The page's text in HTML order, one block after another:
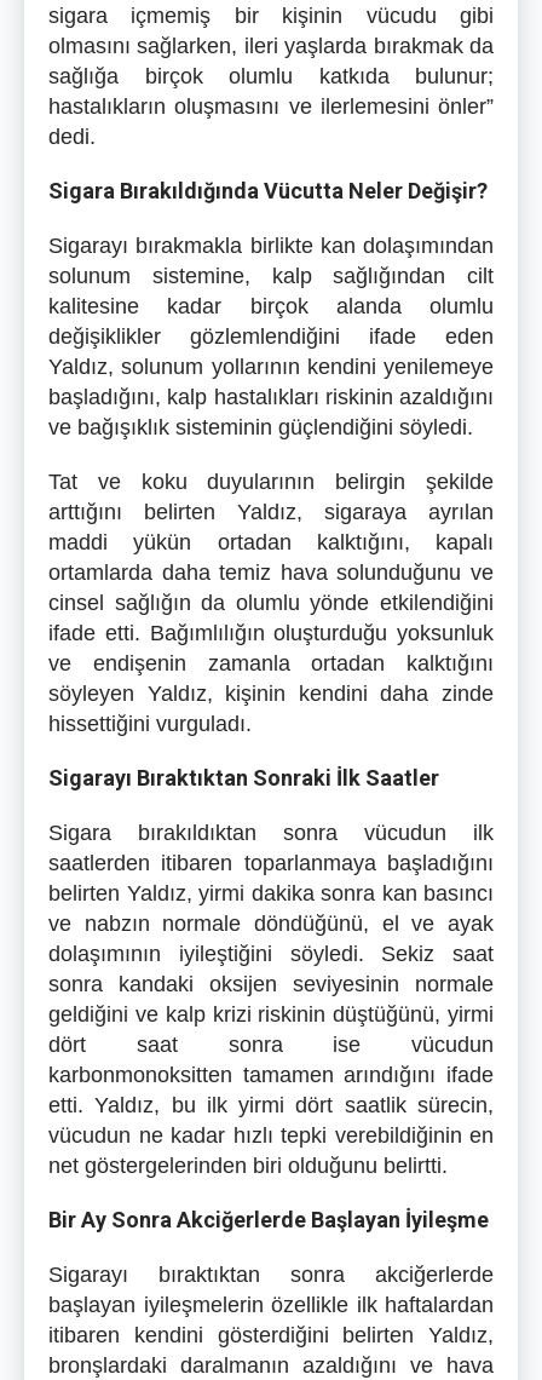
sigara içmemiş bir kişinin vücudu gibi
olmasını sağlarken, ileri yaşlarda bırakmak da
sağlığa birçok olumlu katkıda bulunur;
hastalıkların oluşmasını ve ilerlemesini önler”
dedi.
Sigara Bırakıldığında Vücutta Neler Değişir?
Sigarayı bırakmakla birlikte kan dolaşımından
solunum sistemine, kalp sağlığından cilt
kalitesine kadar birçok alanda olumlu
değişiklikler gözlemlendiğini ifade eden
Yaldız, solunum yollarının kendini yenilemeye
başladığını, kalp hastalıkları riskinin azaldığını
ve bağışıklık sisteminin güçlendiğini söyledi.
Tat ve koku duyularının belirgin şekilde
arttığını belirten Yaldız, sigaraya ayrılan
maddi yükün ortadan kalktığını, kapalı
ortamlarda daha temiz hava solunduğunu ve
cinsel sağlığın da olumlu yönde etkilendiğini
ifade etti. Bağımlılığın oluşturduğu yoksunluk
ve endişenin zamanla ortadan kalktığını
söyleyen Yaldız, kişinin kendini daha zinde
hissettiğini vurguladı.
Sigarayı Bıraktıktan Sonraki İlk Saatler
Sigara bırakıldıktan sonra vücudun ilk
saatlerden itibaren toparlanmaya başladığını
belirten Yaldız, yirmi dakika sonra kan basıncı
ve nabzın normale döndüğünü, el ve ayak
dolaşımının iyileştiğini söyledi. Sekiz saat
sonra kandaki oksijen seviyesinin normale
geldiğini ve kalp krizi riskinin düştüğünü, yirmi
dört saat sonra ise vücudun
karbonmonoksitten tamamen arındığını ifade
etti. Yaldız, bu ilk yirmi dört saatlik sürecin,
vücudun ne kadar hızlı tepki verebildiğinin en
net göstergelerinden biri olduğunu belirtti.
Bir Ay Sonra Akciğerlerde Başlayan İyileşme
Sigarayı bıraktıktan sonra akciğerlerde
başlayan iyileşmelerin özellikle ilk haftalardan
itibaren kendini gösterdiğini belirten Yaldız,
bronşlardaki daralmanın azaldığını ve hava